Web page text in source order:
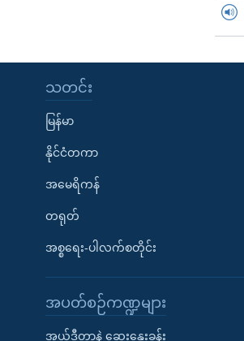
သတင်း
မြန်မာ
နိုင်ငံတကာ
အမေရိကန်
တရုတ်
အစ္စရေး-ပါလက်စတိုင်း
အပတ်စဉ်ကဏ္ဍများ
အယ်ဒီတာနဲ့ ဆွေးနွေးခန်း